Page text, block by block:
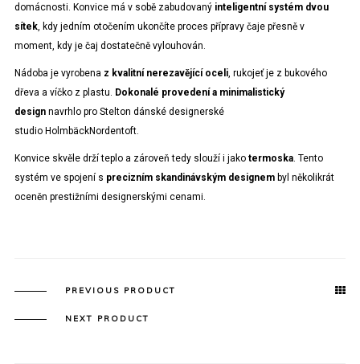
domácnosti. Konvice má v sobě zabudovaný inteligentní systém dvou
sítek, kdy jedním otočením ukončíte proces přípravy čaje přesně v
moment, kdy je čaj dostatečně vylouhován.
Nádoba je vyrobena z kvalitní nerezavějící oceli, rukojeť je z bukového
dřeva a víčko z plastu. Dokonalé provedení a minimalistický
designnavrhlo pro Stelton dánské designerské
studio HolmbäckNordentoft.
Konvice skvěle drží teplo a zároveň tedy slouží i jako termoska. Tento
systém ve spojení s precizním skandinávským designembyl několikrát
oceněn prestižními designerskými cenami.
PREVIOUS PRODUCT
NEXT PRODUCT